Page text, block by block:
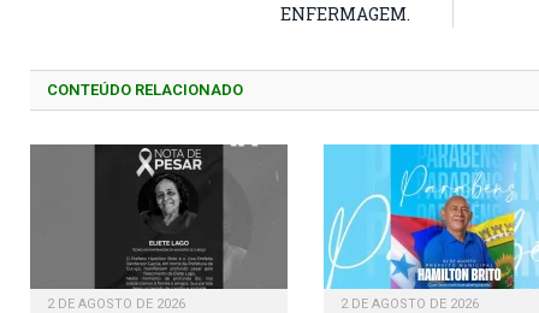
ENFERMAGEM.
CONTEÚDO RELACIONADO
2 DE AGOSTO DE 2026 2 DE AGOSTO DE 2026